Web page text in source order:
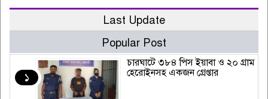
Last Update
Popular Post
১
চারঘাটে ৩৮৪ পিস ইয়াবা ও ২০ গ্রাম
হেরোইনসহ একজন গ্রেপ্তার